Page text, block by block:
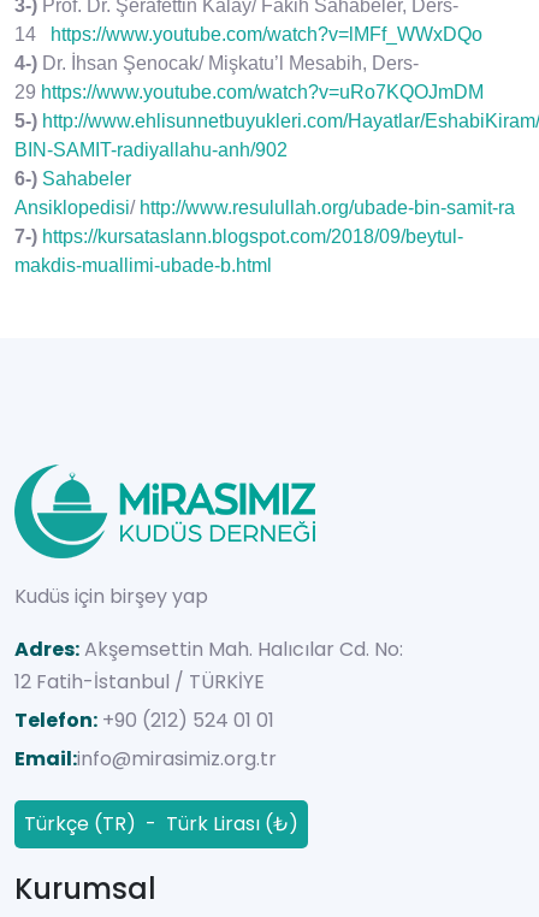
3-) Prof. Dr. Şerafettin Kalay/ Fakih Sahabeler, Ders-
14
https://www.youtube.com/watch?v=lMFf_WWxDQo
4-) Dr. İhsan Şenocak/ Mişkatu’l Mesabih, Ders-
29 https://www.youtube.com/watch?v=uRo7KQOJmDM
5-) http://www.ehlisunnetbuyukleri.com/Hayatlar/
BIN-SAMIT-radiyallahu-anh/902
6-) Sahabeler
Ansiklopedisi/ http://www.resulullah.org/ubade-bin-samit-ra
7-) https://kursataslann.blogspot.com/2018/09/beytul-
makdis-muallimi-ubade-b.html
Kudüs için birşey yap
Adres:Akşemsettin Mah. Halıcılar Cd. No:
12 Fatih-İstanbul / TÜRKİYE
Telefon: +90 (212) 524 01 01
Email:info@mirasimiz.org.tr
Türkçe (TR) - Türk Lirası (₺)
Kurumsal